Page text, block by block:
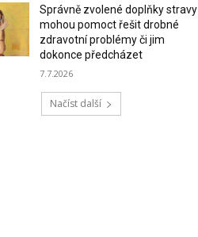
Správně zvolené doplňky stravy
mohou pomoct řešit drobné
zdravotní problémy či jim
dokonce předcházet
7.7.2026
Načíst další